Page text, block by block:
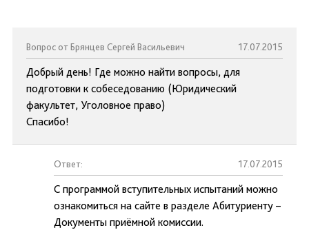
Вопрос от Брянцев Сергей Васильевич 17.07.2015
Добрый день! Где можно найти вопросы, для
подготовки к собеседованию (Юридический
факультет, Уголовное право)
Спасибо!
Ответ: 17.07.2015
С программой вступительных испытаний можно
ознакомиться на сайте в разделе Абитуриенту –
Документы приёмной комиссии.